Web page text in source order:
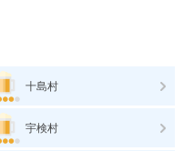
十島村
宇検村